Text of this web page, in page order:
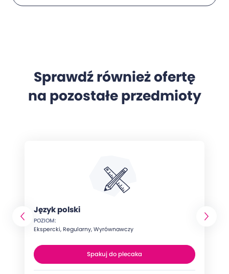
Sprawdź również ofertę
na pozostałe przedmioty
Język polski
POZIOM:
Ekspercki, Regularny, Wyrównawczy
Spakuj do plecaka